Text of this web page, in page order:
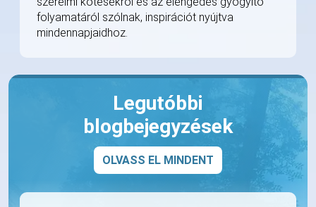
folyamatáról szólnak, inspirációt nyújtva
mindennapjaidhoz.
Legutóbbi
blogbejegyzések
OLVASS EL MINDENT